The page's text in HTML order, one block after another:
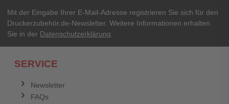
Mit der Eingabe Ihrer E-Mail-Adresse registrieren Sie sich für den
Druckerzubehör.de-Newsletter. Weitere Informationen erhalten
Sie in der Datenschutzerklärung
SERVICE
Newsletter
FAQs